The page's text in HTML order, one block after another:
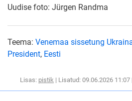
Uudise foto: Jürgen Randma
Teema: Venemaa sissetung
President, Eesti
Lisas: pistik | Lisatud: 09.06.2026